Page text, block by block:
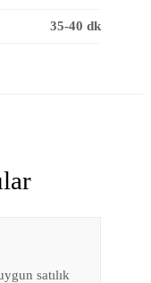
35-40 dk
satılık